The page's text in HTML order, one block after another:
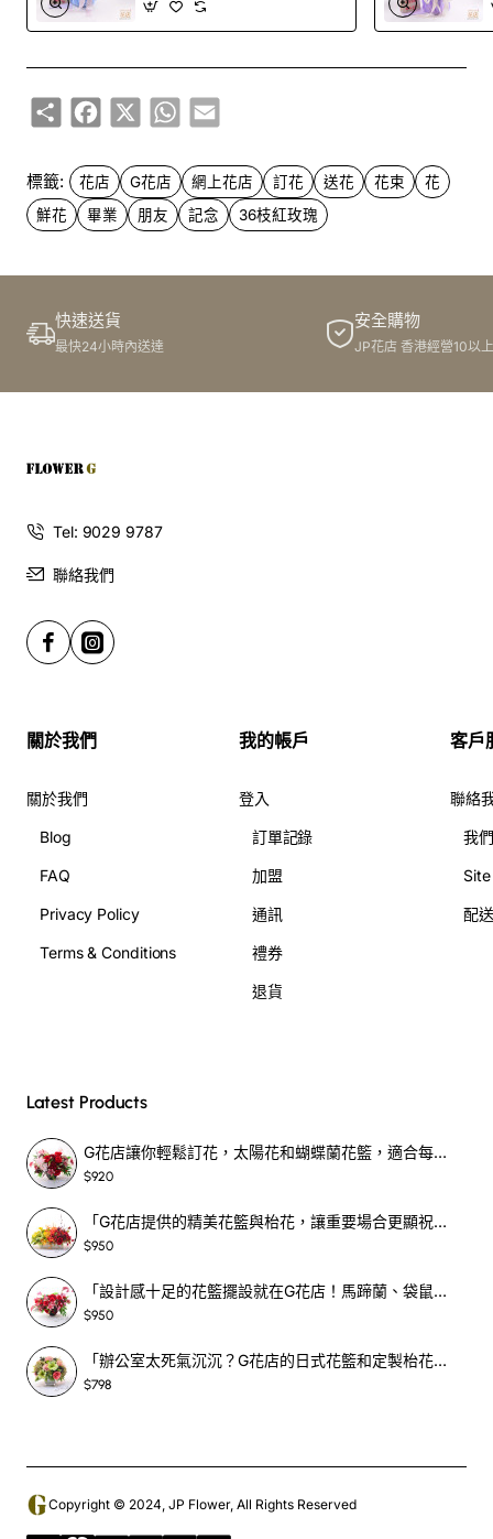
嘅禮物。
我朋友收到之後，超級感動！佢話36枝紅玫瑰花束係她從未
見過嘅，最重要係花束上有冇一張祝福卡，寫住：「恭賀畢
業，未來一定係光明嘅！」真係好有心思！而且，花束整體
係非常新鮮嘅。
嘅選擇可以好多樣化。不過，送一束花係一個永恆嘅選擇。
一朵花都係絕美又感人嘅禮物。真係係最佳畢業禮物選擇！
G花店嘅網上平台係非常方便嘅，只需在網上預訂，就可以
36枝紅玫瑰花束係最佳選擇，絕美又感人嘅禮物，送畢業嘅
朋友一定會好感動嘅！
36枝紅玫瑰-BO268
主花可更換其他顏色, 不另收費
或網上訂購
訂購鮮花及手工製品前,為保障客戶利益,請閱讀
ShareFacebook
X WhatsApp
Email
標籤: 花店 G花店 網上花店 訂花 送花 花束
花
鮮花
畢業 朋友 記念 36枝紅玫瑰
快速送貨
最快24小時內送達
安全購物
JP花店 香港經營10以
Tel: 9029 9787
聯絡我們
關於我們
關於我們
Blog
FAQ
Privacy Policy
Terms & Conditions
我的帳戶
登入
訂單記錄
加盟
通訊
禮券
退貨
客戶
聯絡
我
配
Latest Products
G花店讓你輕鬆訂花，太陽花和蝴蝶蘭花籃，適合每個重要時刻！-SF390
$920
「G花店提供的精美花籃與枱花，讓重要場合更顯祝賀與喜悅，適合各種用場！」-SF398
$950
「設計感十足的花籃擺設就在G花店！馬蹄蘭、袋鼠爪、罌粟花，為你的重大場合增光添彩！」-SF209
$950
「辦公室太死氣沉沉？G花店的日式花籃和定製枱花，為你帶來新鮮感！」-SF465
$798
Copyright © 2024, JP Flower, All Rights Reserved